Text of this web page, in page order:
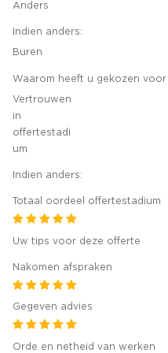
Anders
Indien anders:
Buren
Waarom heeft u gekozen
Vertrouwen
in
offertestadi
um
Indien anders:
Totaal oordeel offertestadium
Uw tips voor deze offerte
Nakomen afspraken
Gegeven advies
Orde en netheid van werken